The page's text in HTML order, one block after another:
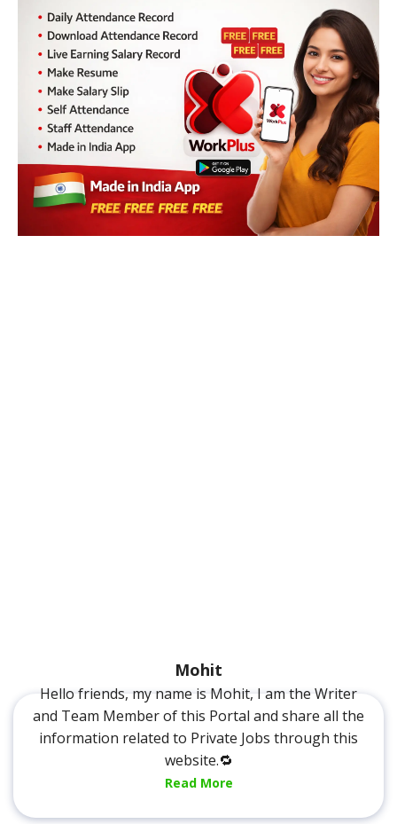
Mohit
Hello friends, my name is Mohit, I am the Writer
and Team Member of this Portal and share all the
information related to Private Jobs through this
website.🔁
Read More